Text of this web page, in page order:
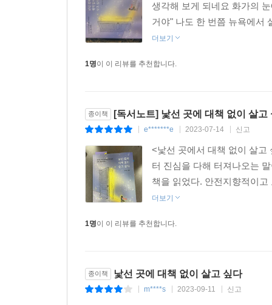
작가의 빈 곳은 허식과 욕망이 사라진 자리에
단어는 작가에게 크나큰 빈 곳이었을지도 모른
견디는지가 중요함을 알게 된다. 모든 사람이 보
방법으로 빈 곳을 찾아내고 다시는 빈 곳에 침식
▶ 타국에서 집 구하는 방법과 로망을 실현해 줄 투
낯선 곳으로 훌쩍 떠나는 일은 설레는 일이기도
요소로 작용할지 모른다. 그렇기에 낯선 국가에
만나온 사람들과 다르기 때문이다.
아이들의 해맑은 웃음소리가 항상 들리는 곳은
작가는 아이들이 뛰어놀고 화분이 놓인 집이 많
생각해 보게 되네요 화가의
거야" 나도 한 번쯤 뉴욕에서
더보기
1명이 이 리뷰를 추천합니다.
종이책 [독서노트] 낯선 곳에 대책 없이 살고
e*******e 2023-07-14 신고
<낯선 곳에서 대책 없이 살고
터 진심을 다해 터져나오는
책을 읽었다. 안전지향적이
더보기
1명이 이 리뷰를 추천합니다.
종이책 낯선 곳에 대책 없이 살고 싶다
m****s 2023-09-11 신고